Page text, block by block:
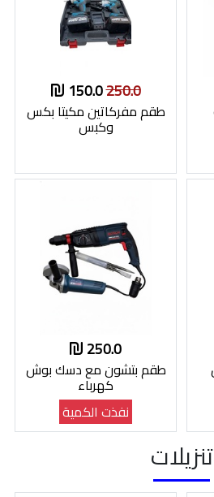
250.0
150.0
طقم مفركاتين مكيتا بكس
وكبس
250.0
طقم بتشون مع دسك بوش
كهرباء
نفذت الكمية
تنزيلات